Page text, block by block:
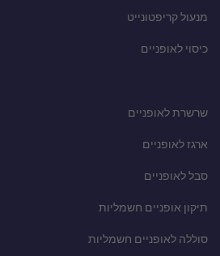
מנעול קריפטונייט
כיסוי לאופניים
שרשרת לאופניים
ארגז לאופניים
סבל לאופניים
תיקון אופניים חשמליות
סוללה לאופניים חשמליות